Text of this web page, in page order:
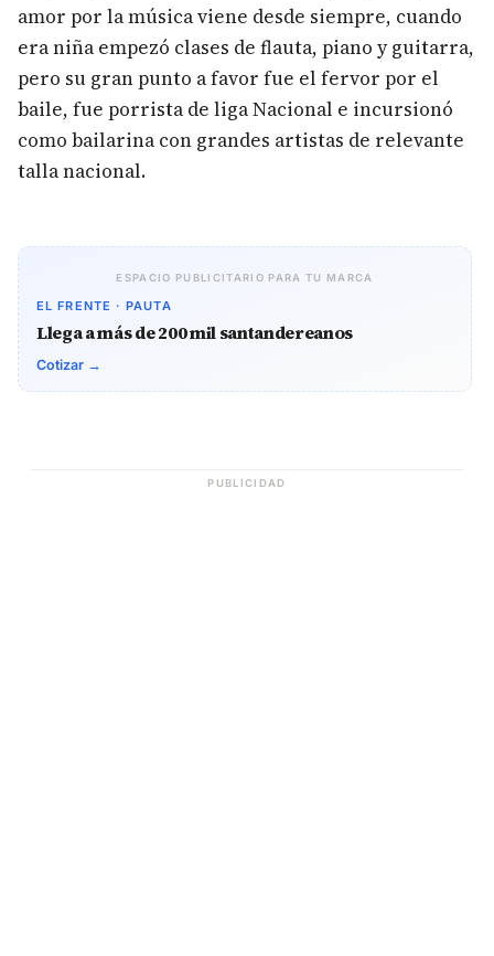
amor por la música viene desde siempre, cuando
era niña empezó clases de flauta, piano y guitarra,
pero su gran punto a favor fue el fervor por el
baile, fue porrista de liga Nacional e incursionó
como bailarina con grandes artistas de relevante
talla nacional.
ESPACIO PUBLICITARIO PARA TU MARCA
EL FRENTE · PAUTA
Llega a más de 200 mil santandereanos
Cotizar →
PUBLICIDAD